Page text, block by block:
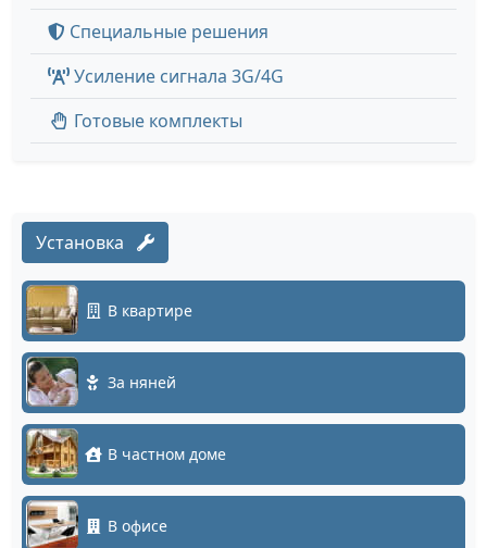
Специальные решения
Усиление сигнала 3G/4G
Готовые комплекты
Установка
В квартире
За няней
В частном доме
В офисе